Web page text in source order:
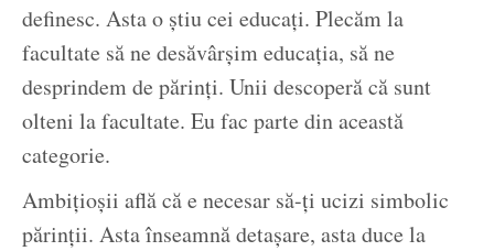
definesc. Asta o știu cei educați. Plecăm la
facultate să ne desăvârșim educația, să ne
desprindem de părinți. Unii descoperă că sunt
olteni la facultate. Eu fac parte din această
categorie.
Ambițioșii află că e necesar să-ți ucizi simbolic
părinții. Asta înseamnă detașare, asta duce la